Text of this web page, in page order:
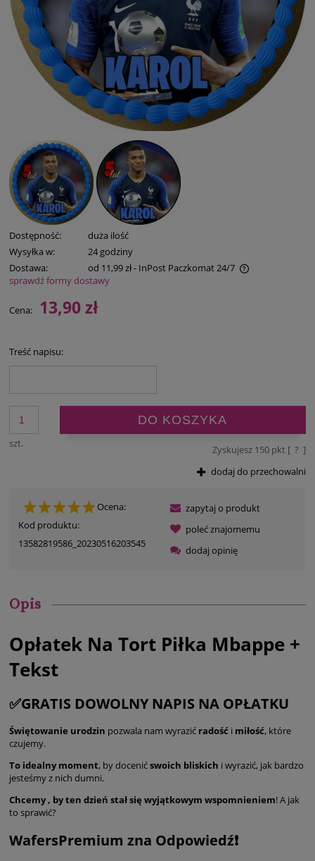
Dostępność:
duża ilość
Wysyłka w:
24 godziny
Dostawa:
od 11,99 zł- InPost Paczkomat 24/7
Cena nie zawiera ewentualnych kosztów płatności
sprawdź formy dostawy
Cena: 13,90 zł
Treść napisu:
szt.
DO KOSZYKA
Zyskujesz 150pkt [ ? ]
dodaj do przechowalni
Ocena:
Kod produktu:
13582819586_20230516203545
zapytaj o produkt
poleć znajomemu
dodaj opinię
Opis
Opłatek Na Tort Piłka Mbappe +
Tekst
✅GRATIS DOWOLNY NAPIS NA OPŁATKU
Świętowanie urodzin pozwala nam wyrazić radość i miłość, które
czujemy.
To idealny moment, by docenićswoich bliskich i wyrazić, jak bardzo
jesteśmy z nich dumni.
Chcemy , by ten dzień stał się wyjątkowym wspomnieniem! A jak
to sprawić?
WafersPremium zna Odpowiedź❗️